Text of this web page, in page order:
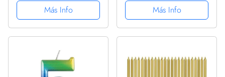
Más Info
funcionan con pilas para
bodas, cumpleaños,
iglesias, decoraciones
Más Info